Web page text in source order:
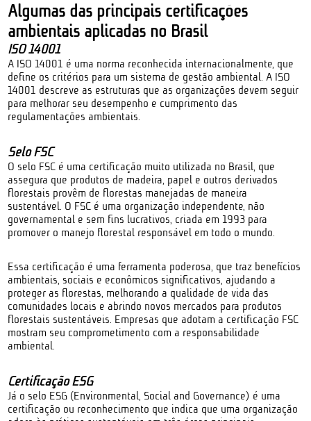
Algumas das principais certificações
ambientais aplicadas no Brasil
ISO 14001
A ISO 14001 é uma norma reconhecida internacionalmente, que
define os critérios para um sistema de gestão ambiental. A ISO
14001 descreve as estruturas que as organizações devem seguir
para melhorar seu desempenho e cumprimento das
regulamentações ambientais.
Selo FSC
O selo FSC é uma certificação muito utilizada no Brasil, que
assegura que produtos de madeira, papel e outros derivados
florestais provêm de florestas manejadas de maneira
sustentável. O FSC é uma organização independente, não
governamental e sem fins lucrativos, criada em 1993 para
promover o manejo florestal responsável em todo o mundo.
Essa certificação é uma ferramenta poderosa, que traz benefícios
ambientais, sociais e econômicos significativos, ajudando a
proteger as florestas, melhorando a qualidade de vida das
comunidades locais e abrindo novos mercados para produtos
florestais sustentáveis. Empresas que adotam a certificação FSC
mostram seu comprometimento com a responsabilidade
ambiental.
Certificação ESG
Já o selo ESG (Environmental, Social and Governance) é uma
certificação ou reconhecimento que indica que uma organização